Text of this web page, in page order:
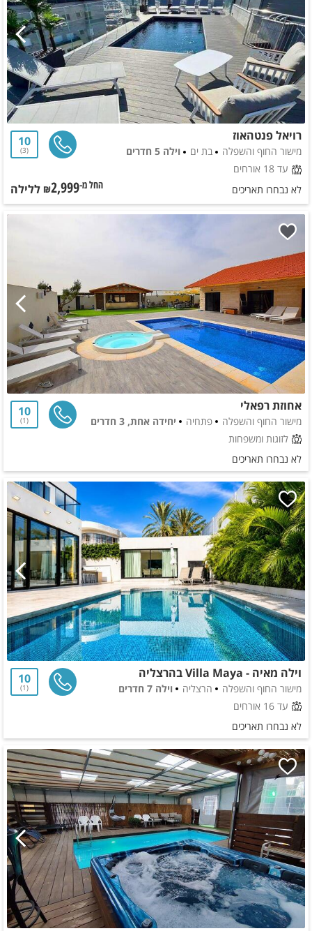
רויאל פנטהאוז
מישור החוף והשפלה בת ים
וילה 5 חדרים
עד 18 אורחים
10
3
לא נבחרו תאריכים החל מ-₪2,999 ללילה
אחוזת רפאלי
מישור החוף והשפלה פתחיה
יחידה אחת, 3 חדרים
לזוגות ומשפחות
10
1
לא נבחרו תאריכים
וילה מאיה - Villa Maya בהרצליה
מישור החוף והשפלה הרצליה
וילה 7 חדרים
עד 16 אורחים
10
1
לא נבחרו תאריכים